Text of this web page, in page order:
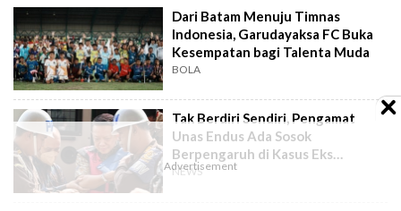
Dari Batam Menuju Timnas
Indonesia, Garudayaksa FC Buka
Kesempatan bagi Talenta Muda
BOLA
Tak Berdiri Sendiri, Pengamat
Unas Endus Ada Sosok
Berpengaruh di Kasus Eks
Jampidsus
NEWS